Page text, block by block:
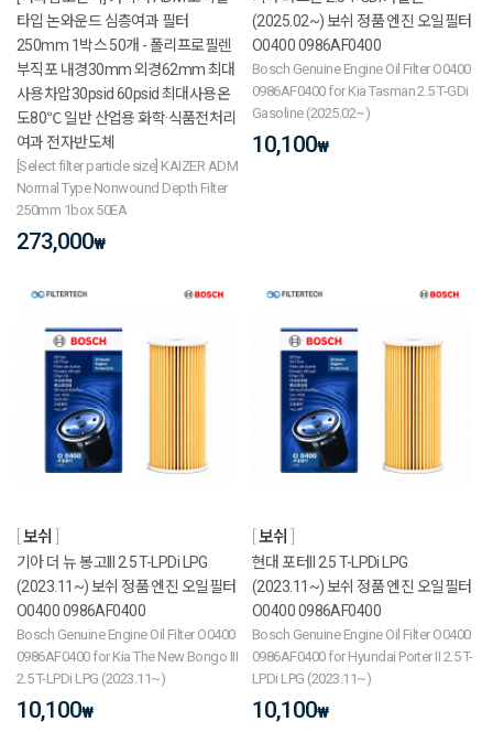
타입 논와운드 심층여과 필터
250mm 1박스 50개 - 폴리프로필렌
부직포 내경30mm 외경62mm 최대
사용차압30psid 60psid 최대사용온
도80℃ 일반 산업용 화학·식품전처리
여과 전자반도체
[Select filter particle size] KAIZER ADM
Normal Type Nonwound Depth Filter
250mm 1box 50EA
273,000₩
(2025.02~) 보쉬 정품 엔진 오일필터
O0400 0986AF0400
Bosch Genuine Engine Oil Filter O0400
0986AF0400 for Kia Tasman 2.5 T-GDi
Gasoline (2025.02~)
10,100₩
보쉬
기아 더 뉴 봉고III 2.5 T-LPDi LPG
(2023.11~) 보쉬 정품 엔진 오일필터
O0400 0986AF0400
Bosch Genuine Engine Oil Filter O0400
0986AF0400 for Kia The New Bongo III
2.5 T-LPDi LPG (2023.11~)
10,100₩
보쉬
현대 포터II 2.5 T-LPDi LPG
(2023.11~) 보쉬 정품 엔진 오일필터
O0400 0986AF0400
Bosch Genuine Engine Oil Filter O0400
0986AF0400 for Hyundai Porter II 2.5 T-
LPDi LPG (2023.11~)
10,100₩